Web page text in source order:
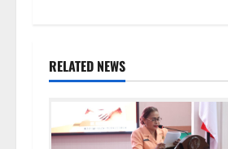
RELATED NEWS